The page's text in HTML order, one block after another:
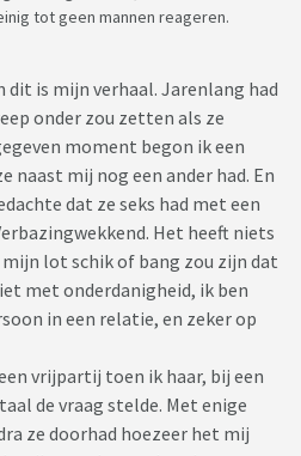
tot geen mannen reageren.
dit is mijn verhaal. Jarenlang had
onder zou zetten als ze
moment begon ik een
naast mij nog een ander had. En
dat ze seks had met een
Het heeft niets
lot schik of bang zou zijn dat
met onderdanigheid, ik ben
in een relatie, en zeker op
vrijpartij toen ik haar, bij een
de vraag stelde. Met enige
ze doorhad hoezeer het mij